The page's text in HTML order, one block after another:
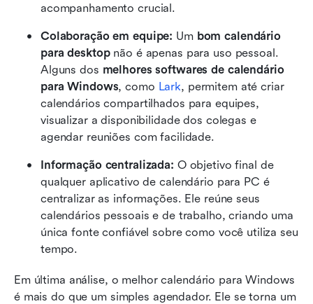
acompanhamento crucial.
Colaboração em equipe: Um bom calendário
para desktop não é apenas para uso pessoal.
Alguns dos melhores softwares de calendário
para Windows, como Lark, permitem até criar
calendários compartilhados para equipes,
visualizar a disponibilidade dos colegas e
agendar reuniões com facilidade.
Informação centralizada: O objetivo final de
qualquer aplicativo de calendário para PC é
centralizar as informações. Ele reúne seus
calendários pessoais e de trabalho, criando uma
única fonte confiável sobre como você utiliza seu
tempo.
Em última análise, o melhor calendário para Windows
é mais do que um simples agendador. Ele se torna um